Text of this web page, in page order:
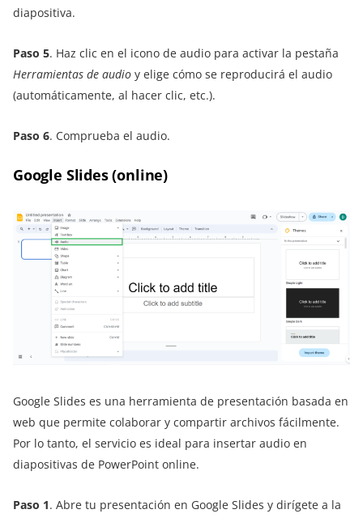
diapositiva.
Paso 5. Haz clic en el icono de audio para activar la pestaña
Herramientas de audio y elige cómo se reproducirá el audio
(automáticamente, al hacer clic, etc.).
Paso 6. Comprueba el audio.
Google Slides(online)
Google Slides es una herramienta de presentación basada en
web que permite colaborar y compartir archivos fácilmente.
Por lo tanto, el servicio es ideal para insertar audio en
diapositivas de PowerPoint online.
Paso 1. Abre tu presentación en Google Slides y dirígete a la